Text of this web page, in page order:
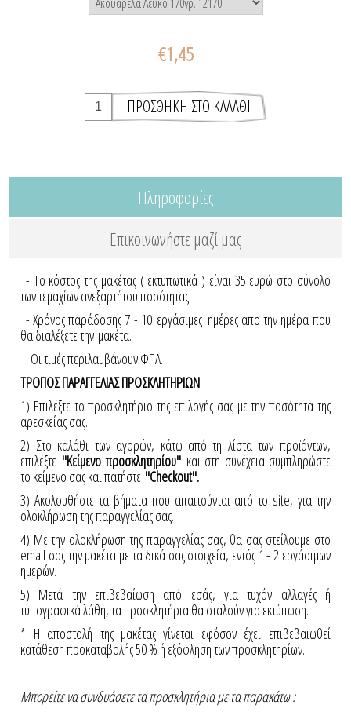
€1,45
Πληροφορίες
Επικοινωνήστε μαζί μας
- Το κόστος της μακέτας ( εκτυπωτικά ) είναι 35 ευρώ στο σύνολο
των τεμαχίων ανεξαρτήτου ποσότητας.
- Χρόνος παράδοσης 7 - 10 εργάσιμες ημέρες απο την ημέρα που
θα διαλέξετε την μακέτα.
- Οι τιμές περιλαμβάνουν ΦΠΑ.
ΤΡΟΠΟΣ ΠΑΡΑΓΓΕΛΙΑΣ ΠΡΟΣΚΛΗΤΗΡΙΩΝ
1) Επιλέξτε το προσκλητήριο της επιλογής σας με την ποσότητα της
αρεσκείας σας.
2) Στο καλάθι των αγορών, κάτω από τη λίστα των προϊόντων,
επιλέξτε "Κείμενο προσκλητηρίου"και στη συνέχεια συμπληρώστε
το κείμενο σας και πατήστε "Checkout".
3) Ακολουθήστε τα βήματα που απαιτούνται από το site, για την
ολοκλήρωση της παραγγελίας σας.
4) Με την ολοκλήρωση της παραγγελίας σας, θα σας στείλουμε στο
email σας την μακέτα με τα δικά σας στοιχεία, εντός 1 - 2 εργάσιμων
ημερών.
5) Μετά την επιβεβαίωση από εσάς, για τυχόν αλλαγές ή
τυπογραφικά λάθη, τα προσκλητήρια θα σταλούν για εκτύπωση.
* Η αποστολή της μακέτας γίνεται εφόσον έχει επιβεβαιωθεί
κατάθεση προκαταβολής 50 % ή εξόφληση των προσκλητηρίων.
Μπορείτε να συνδυάσετε τα προσκλητήρια με τα παρακάτω :